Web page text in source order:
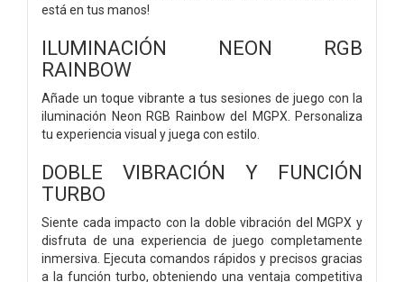
está en tus manos!
ILUMINACIÓN NEON RGB
RAINBOW
Añade un toque vibrante a tus sesiones de juego con la
iluminación Neon RGB Rainbow del MGPX. Personaliza
tu experiencia visual y juega con estilo.
DOBLE VIBRACIÓN Y FUNCIÓN
TURBO
Siente cada impacto con la doble vibración del MGPX y
disfruta de una experiencia de juego completamente
inmersiva. Ejecuta comandos rápidos y precisos gracias
a la función turbo, obteniendo una ventaja competitiva